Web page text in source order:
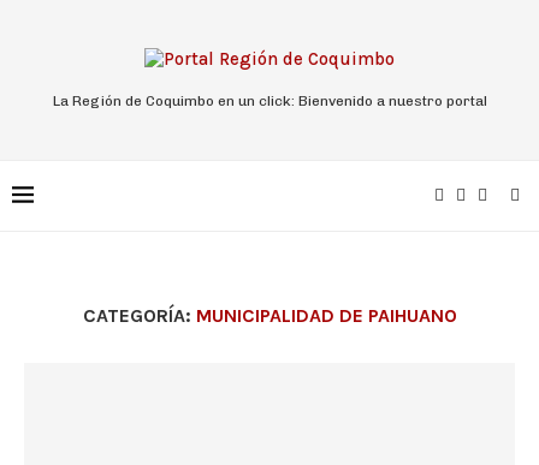
La Región de Coquimbo en un click: Bienvenido a nuestro portal
CATEGORÍA: MUNICIPALIDAD DE PAIHUANO